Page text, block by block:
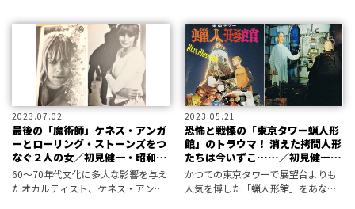
論争を巻き起こした希代の「暴露
本」とは？
群がブームとなった80年代サブカル
＝アンダーグラウンドシーンを回顧
する。
2023.07.02
最後の「魔術師」ケネス・アンガ
ーとローリング・ストーンズをつ
なぐ２人の女／初見健一・昭和こ
どもオカルト回顧録
60〜70年代文化に多大な影響を与え
たオカルティスト、ケネス・アンガ
2023.05.21
恐怖と戦慄の「東京タワー蝋人形
館」のトラウマ！ 消えた拷問人形
たちは今いずこ……／初見健一の
昭和こどもオカルト回顧録
かつての東京タワーで展望台よりも
人気を博した「蝋人形館」をあなた